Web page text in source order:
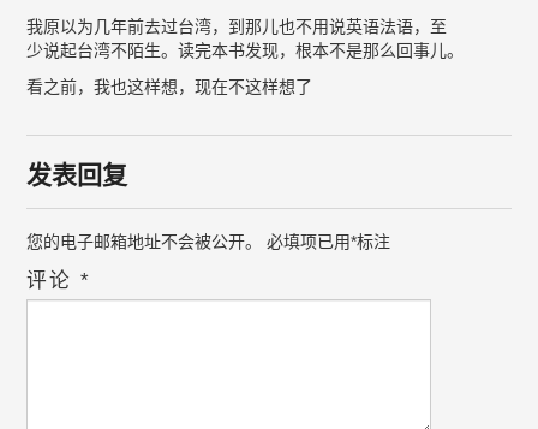
我原以为几年前去过台湾，到那儿也不用说英语法语，至
少说起台湾不陌生。读完本书发现，根本不是那么回事儿。
看之前，我也这样想，现在不这样想了
发表回复
您的电子邮箱地址不会被公开。 必填项已用*标注
评论*